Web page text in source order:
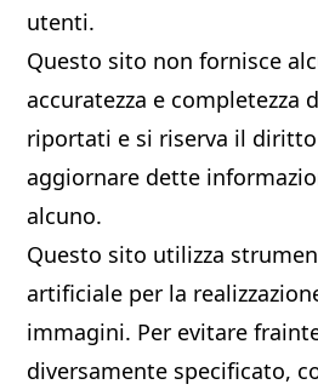
utenti.
Questo sito non fornisce
accuratezza e completezza
riportati e si riserva il
aggiornare dette
alcuno.
Questo sito utilizza
artificiale per la
immagini. Per evitare
diversamente specificato,